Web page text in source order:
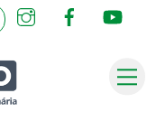
InstagramFacebook